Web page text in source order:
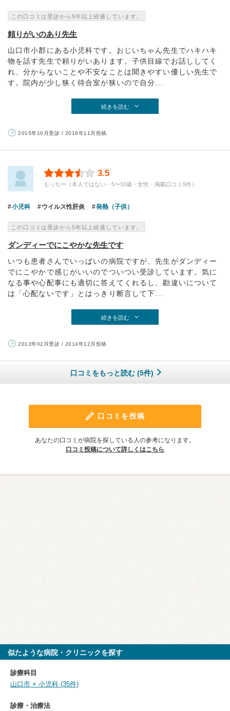
この口コミは受診から5年以上経過しています。
頼りがいのあり先生
山口市小郡にある小児科です。おじいちゃん先生でハキハキ
物を話す先生で頼りがいあります。子供目線でお話ししてく
れ、分からないことや不安なことは聞きやすい優しい先生で
す。院内が少し狭く待合室が狭いので自分...
続きを読む
2015年10月受診 / 2016年11月投稿
3.5
もっちー（本人ではない・5〜10歳・女性・掲載口コミ5件）
小児科 ウイルス性肝炎 発熱（子供）
この口コミは受診から5年以上経過しています。
ダンディーでにこやかな先生です
いつも患者さんでいっぱいの病院ですが、先生がダンディー
でにこやかで感じがいいのでついつい受診しています。気に
なる事や心配事にも適切に答えてくれるし、勘違いについて
は「心配ないです」とはっきり断言して下...
続きを読む
2013年02月受診 / 2014年12月投稿
口コミをもっと読む (5件)
口コミを投稿
あなたの口コミが病院を探している人の参考になります。
口コミ投稿について詳しくはこちら
似たような病院・クリニックを探す
診療科目
山口市 × 小児科 (35件)
診療・治療法